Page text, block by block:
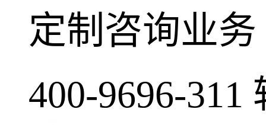
定制咨询业务
400-9696-311